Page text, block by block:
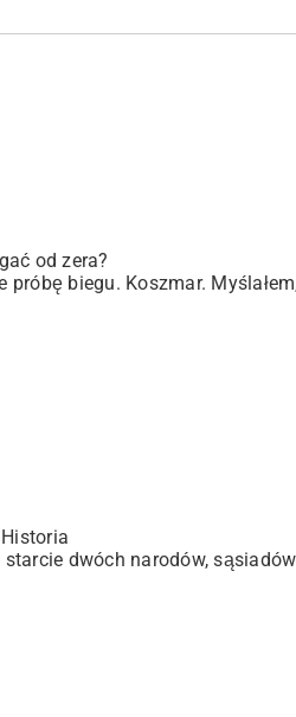
od zera?
biegu. Koszmar.
dwóch narodów,